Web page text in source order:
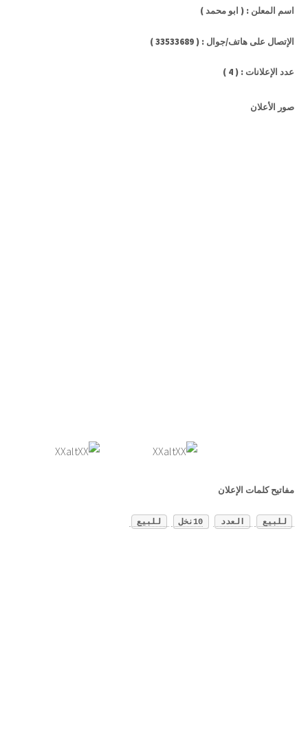
اسم المعلن : ( ابو محمد )
الإتصال على هاتف/جوال : ( 33533689 )
عدد الإعلانات : ( 4 )
صور الأعلان
مفاتيح كلمات الإعلان
للبيع العدد 10نخل للبيع